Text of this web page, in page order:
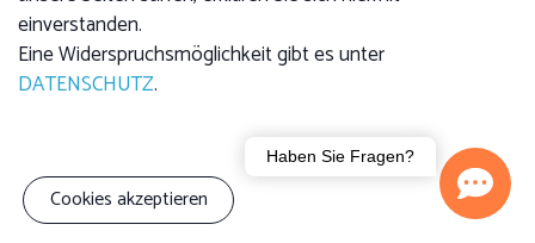
Kursgebühr
Familie (3 Personen):
7,00 €
einverstanden.
Eine Widerspruchsmöglichkeit gibt es unter
DATENSCHUTZ.
Cookies akzeptieren
Haben Sie Fragen?